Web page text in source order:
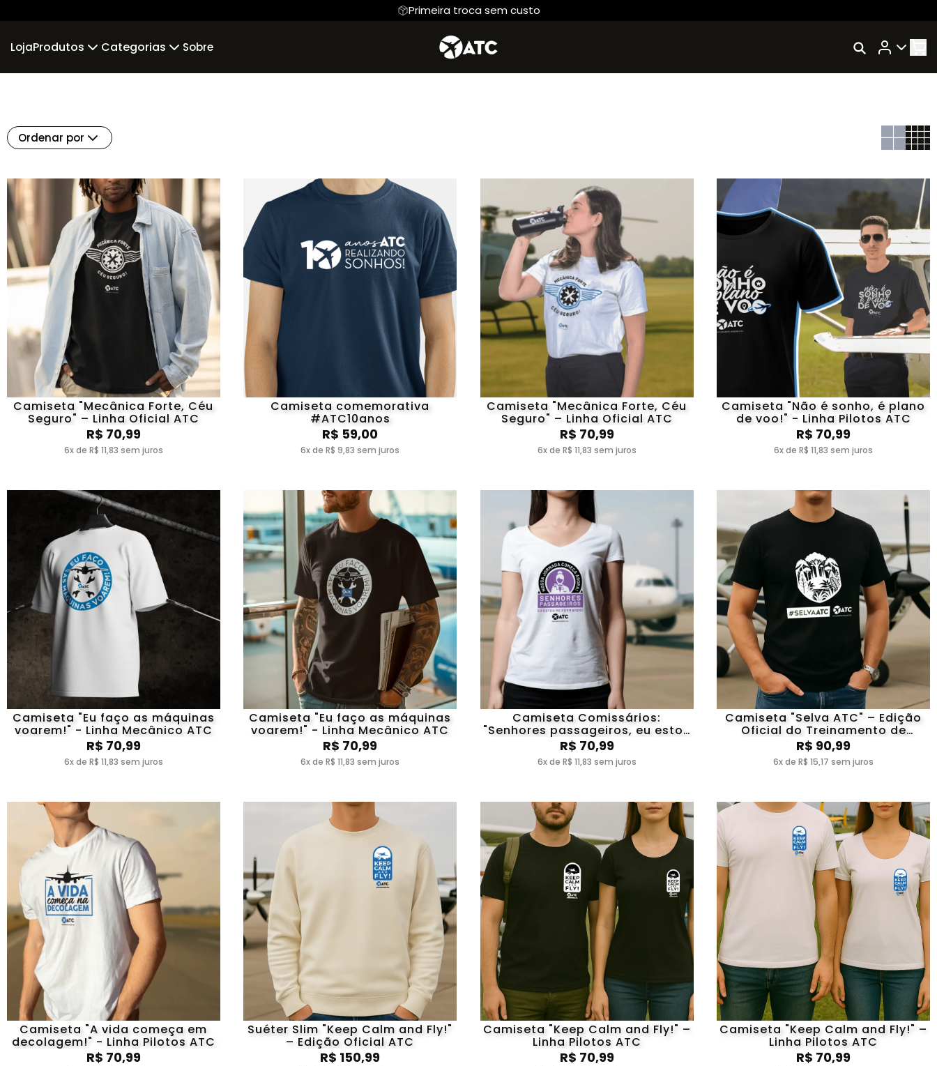
Primeira troca sem custo
LojaProdutos Categorias Sobre
Entrar | Cadastrar
Ordenar por
Camiseta "Mecânica Forte, Céu
Seguro" – Linha Oficial ATC
R$ 70,99
6x de R$ 11,83 sem juros
Camiseta comemorativa
#ATC10anos
R$ 59,00
6x de R$ 9,83 sem juros
Camiseta "Mecânica Forte, Céu
Seguro" – Linha Oficial ATC
R$ 70,99
6x de R$ 11,83 sem juros
Camiseta "Não é sonho, é plano
de voo!" - Linha Pilotos ATC
R$ 70,99
6x de R$ 11,83 sem juros
Camiseta "Eu faço as máquinas
voarem!" - Linha Mecânico ATC
R$ 70,99
6x de R$ 11,83 sem juros
Camiseta "Eu faço as máquinas
voarem!" - Linha Mecânico ATC
R$ 70,99
6x de R$ 11,83 sem juros
Camiseta Comissários:
"Senhores passageiros, eu estou
me formando!"
R$ 70,99
6x de R$ 11,83 sem juros
Camiseta "Selva ATC" – Edição
Oficial do Treinamento de
Sobrevivência
R$ 90,99
6x de R$ 15,17 sem juros
Camiseta "A vida começa em
decolagem!" - Linha Pilotos ATC
R$ 70,99
Suéter Slim "Keep Calm and Fly!"
– Edição Oficial ATC
R$ 150,99
Camiseta "Keep Calm and Fly!" –
Linha Pilotos ATC
R$ 70,99
Camiseta "Keep Calm and Fly!" –
Linha Pilotos ATC
R$ 70,99